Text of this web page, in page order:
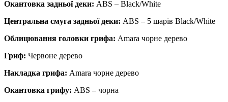
Окантовка задньої деки: ABS – Black/White
Центральна смуга задньої деки: ABS – 5 шарів Black/White
Облицювання головки грифа: Amara чорне дерево
Гриф: Червоне дерево
Накладка грифа: Amara чорне дерево
Окантовка грифу: ABS – чорна